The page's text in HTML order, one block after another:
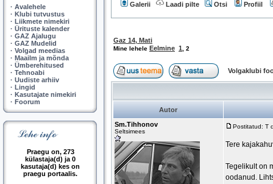
· Avalehele
· Klubi tutvustus
· Liikmete nimekiri
· Ürituste kalender
· GAZ Ajalugu
· GAZ Mudelid
· Volgad meedias
· Maailm ja mõnda
· Ümberehitused
· Tehnoabi
· Uudiste arhiiv
· Lingid
· Kasutajate nimekiri
· Foorum
Praegu on, 273
külastaja(d) ja 0
kasutaja(d) kes on
praegu portaalis.
Galerii Laadi pilte Otsi Profiil
Gaz 14, Mati
Mine lehele Eelmine 1 2
Volgaklubi
Autor
Sm.Tihhonov
Seltsimees
Postitatud: T
Tere
Tegelikult on
oodanud.